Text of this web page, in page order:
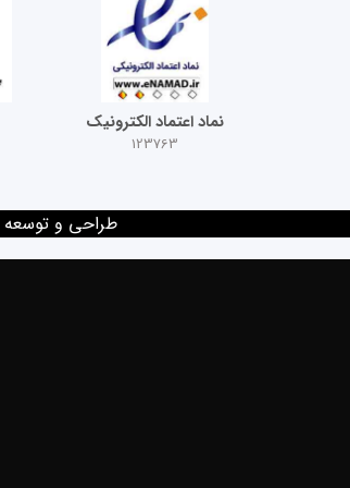
نماد اعتماد الکترونیک
123763
طراحی و توسعه